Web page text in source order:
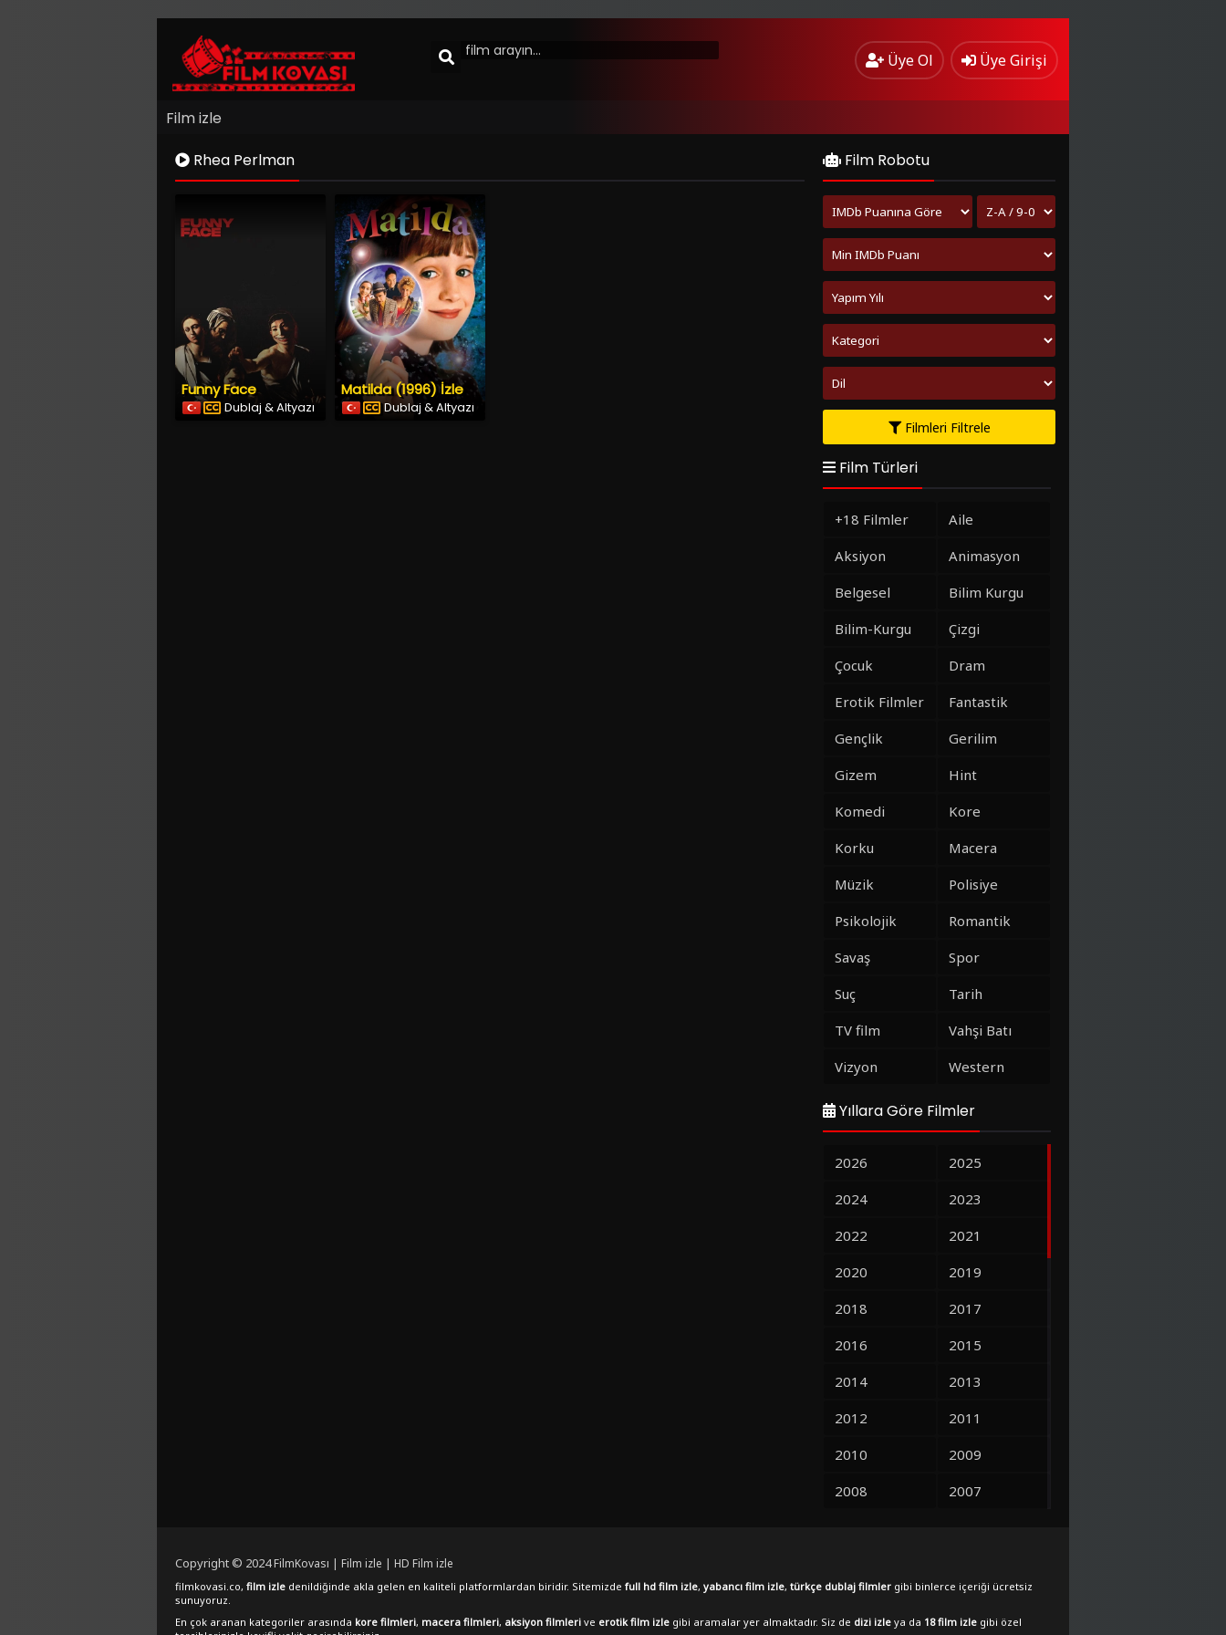
Üye Ol Üye Girişi
Film izle
Rhea Perlman
Funny Face
Dublaj & Altyazı
Matilda (1996) İzle
Dublaj & Altyazı
Film Robotu
Filmleri Filtrele
Film Türleri
+18 Filmler
Aile
Aksiyon
Animasyon
Belgesel
Bilim Kurgu
Bilim-Kurgu
Çizgi
Çocuk
Dram
Erotik Filmler
Fantastik
Gençlik
Gerilim
Gizem
Hint
Komedi
Kore
Korku
Macera
Müzik
Polisiye
Psikolojik
Romantik
Savaş
Spor
Suç
Tarih
TV film
Vahşi Batı
Vizyon
Western
Yıllara Göre Filmler
2026
2025
2024
2023
2022
2021
2020
2019
2018
2017
2016
2015
2014
2013
2012
2011
2010
2009
2008
2007
Copyright © 2024FilmKovası | Film izle | HD Film izle
filmkovasi.co, film izle denildiğinde akla gelen en kaliteli platformlardan biridir. Sitemizde full hd film izle, yabancı film izle, türkçe dublaj filmler gibi binlerce içeriği ücretsiz
sunuyoruz.
En çok aranan kategoriler arasında kore filmleri, macera filmleri, aksiyon filmleri ve erotik film izle gibi aramalar yer almaktadır. Siz de dizi izle ya da 18 film izle gibi özel